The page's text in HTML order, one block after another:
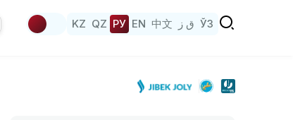
KZ QZ РУ EN 中文 ق ز ЎЗ